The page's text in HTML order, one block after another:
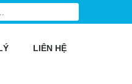
LIÊN HỆ